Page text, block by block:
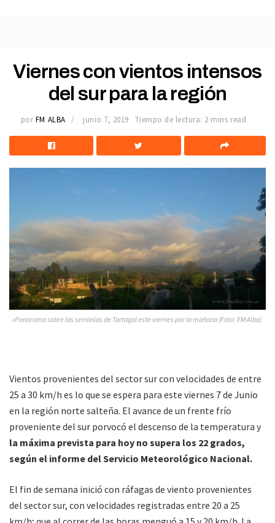
Viernes con vientos intensos
del sur para la región
por FM ALBA junio 7, 2019 Tiempo de lectura: 2 mins read
»Panorama sobre las serranías de Tartagal este viernes por la mañana (Foto: FM Alba)
Vientos provenientes del sector sur con velocidades de entre
25 a 30 km/h es lo que se espera para este viernes 7 de Junio
en la región norte salteña. El avance de un frente frío
proveniente del sur porvocó el descenso de la temperatura y
la máxima prevista para hoy no supera los 22 grados,
según el informe del Servicio Meteorológico Nacional.
El fin de semana inició con ráfagas de viento provenientes
del sector sur, con velocidades registradas entre 20 a 25